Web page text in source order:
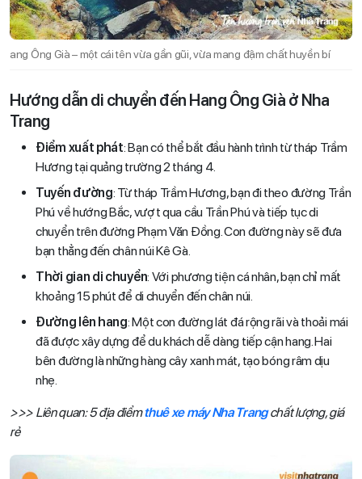
ang Ông Già – một cái tên vừa gần gũi, vừa mang đậm chất huyền bí
Hướng dẫn di chuyển đến Hang Ông Già ở Nha
Trang
Điểm xuất phát: Bạn có thể bắt đầu hành trình từ tháp Trầm
Hương tại quảng trường 2 tháng 4.
Tuyến đường: Từ tháp Trầm Hương, bạn đi theo đường Trần
Phú về hướng Bắc, vượt qua cầu Trần Phú và tiếp tục di
chuyển trên đường Phạm Văn Đồng. Con đường này sẽ đưa
bạn thẳng đến chân núi Kê Gà.
Thời gian di chuyển: Với phương tiện cá nhân, bạn chỉ mất
khoảng 15 phút để di chuyển đến chân núi.
Đường lên hang: Một con đường lát đá rộng rãi và thoải mái
đã được xây dựng để du khách dễ dàng tiếp cận hang. Hai
bên đường là những hàng cây xanh mát, tạo bóng râm dịu
nhẹ.
>>> Liên quan: 5 địa điểmthuê xe máy Nha Trangchất lượng, giá
rẻ